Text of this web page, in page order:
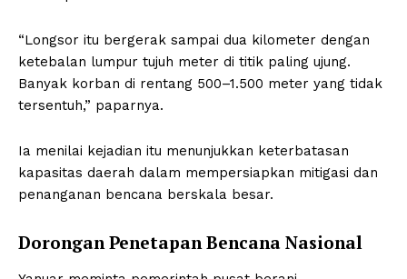
“Longsor itu bergerak sampai dua kilometer dengan
ketebalan lumpur tujuh meter di titik paling ujung.
Banyak korban di rentang 500–1.500 meter yang tidak
tersentuh,” paparnya.
Ia menilai kejadian itu menunjukkan keterbatasan
kapasitas daerah dalam mempersiapkan mitigasi dan
penanganan bencana berskala besar.
Dorongan Penetapan Bencana Nasional